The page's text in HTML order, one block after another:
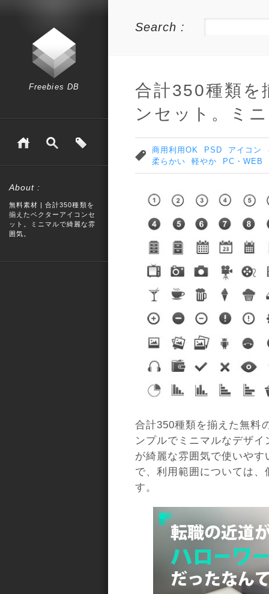
Freebies DB
About :
無料素材 | 合計350種類を
揃えたベクターアイコンセ
ット。ミニマルで綺麗な雰
囲気。
Search :
合計350種類を
ンセット。ミ
商用利用OK PSD アイコン
柔らかい
軽やか PC・WEB
合計350種類を揃えた無料
ンプルでミニマルなデザ
が綺麗な雰囲気で使いや
で、利用範囲については
す。